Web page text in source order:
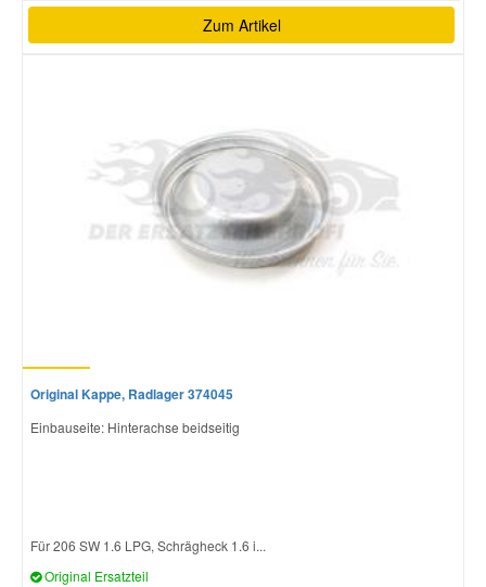
Zum Artikel
Original Kappe, Radlager 374045
Einbauseite: Hinterachse beidseitig
Für 206 SW 1.6 LPG, Schrägheck 1.6 i...
Original Ersatzteil